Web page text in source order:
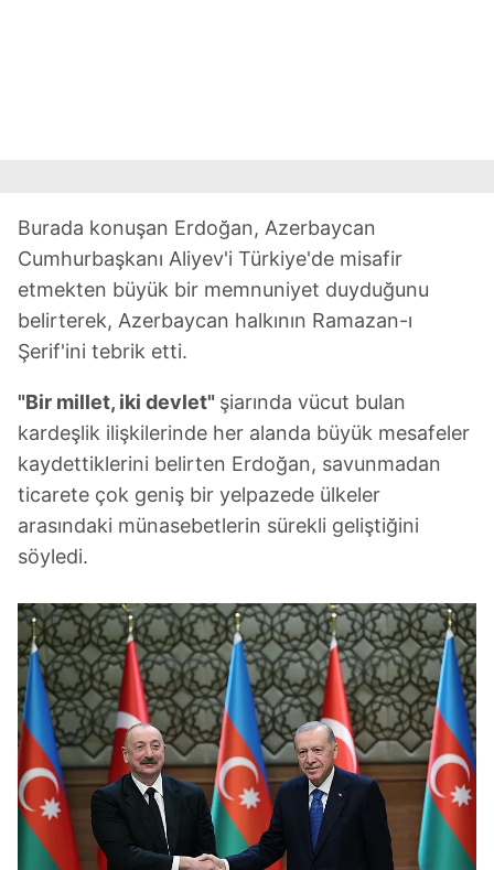
Burada konuşan Erdoğan, Azerbaycan
Cumhurbaşkanı Aliyev'i Türkiye'de misafir
etmekten büyük bir memnuniyet duyduğunu
belirterek, Azerbaycan halkının Ramazan-ı
Şerif'ini tebrik etti.
"Bir millet, iki devlet" şiarında vücut bulan
kardeşlik ilişkilerinde her alanda büyük mesafeler
kaydettiklerini belirten Erdoğan, savunmadan
ticarete çok geniş bir yelpazede ülkeler
arasındaki münasebetlerin sürekli geliştiğini
söyledi.